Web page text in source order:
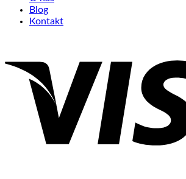
Blog
Kontakt